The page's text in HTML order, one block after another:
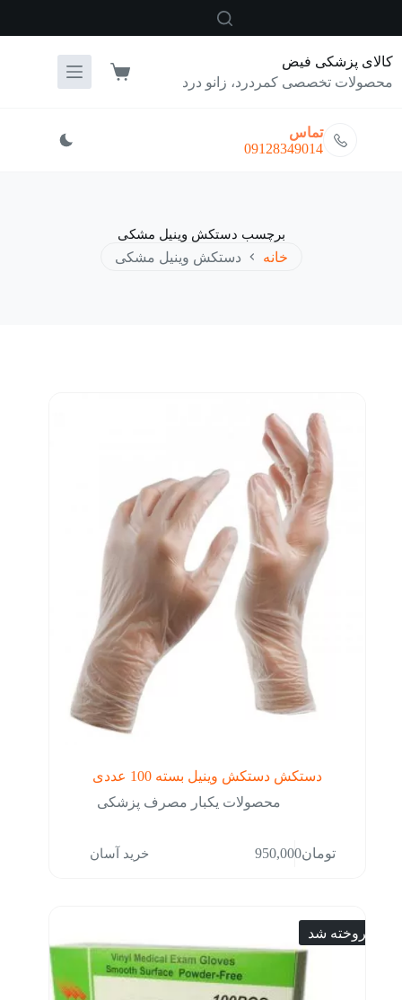
کالای پزشکی فیض
محصولات تخصصی کمردرد، زانو درد
سبد
تماس
09128349014
برچسب دستکش وینیل مشکی
خانه
دستکش وینیل مشکی
دستکش دستکش وینیل بسته 100 عددی
محصولات یکبار مصرف پزشکی
تومان950,000 خرید آسان
فروخته شد